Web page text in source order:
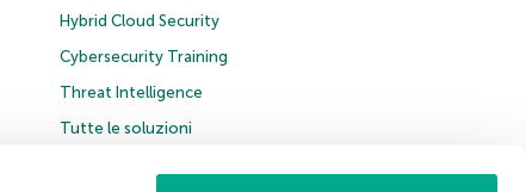
Hybrid Cloud Security
Cybersecurity Training
Threat Intelligence
Tutte le soluzioni